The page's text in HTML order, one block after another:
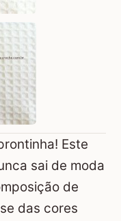
Este
sai de moda
de
das cores